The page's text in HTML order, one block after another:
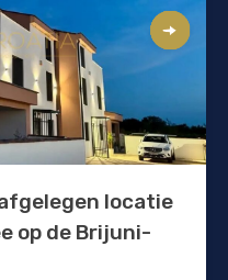
afgelegen locatie
op de Brijuni-